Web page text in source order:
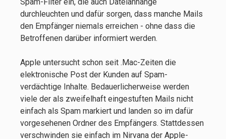
Spam-Filter ein, die auch Dateianhänge
durchleuchten und dafür sorgen, dass manche Mails
den Empfänger niemals erreichen - ohne dass die
Betroffenen darüber informiert werden.
Apple untersucht schon seit .Mac-Zeiten die
elektronische Post der Kunden auf Spam-
verdächtige Inhalte. Bedauerlicherweise werden
viele der als zweifelhaft eingestuften Mails nicht
einfach als Spam markiert und landen so im dafür
vorgesehenen Ordner des Empfängers. Stattdessen
verschwinden sie einfach im Nirvana der Apple-